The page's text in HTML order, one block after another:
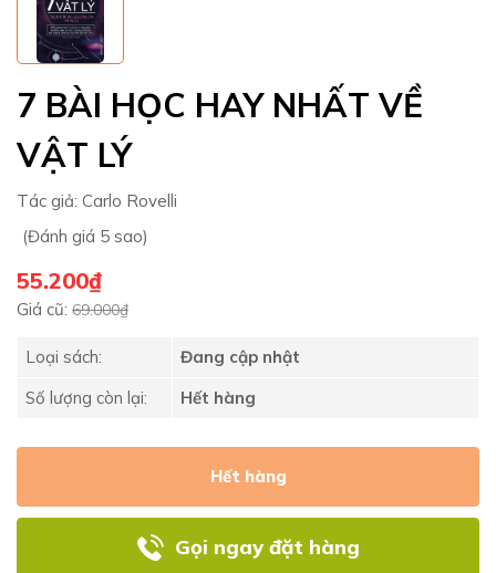
7 BÀI HỌC HAY NHẤT VỀ
VẬT LÝ
Tác giả: Carlo Rovelli
(Đánh giá 5 sao)
55.200₫
Giá cũ: 69.000₫
Loại sách:
Đang cập nhật
Số lượng còn lại:
Hết hàng
Hết hàng
Gọi ngay đặt hàng